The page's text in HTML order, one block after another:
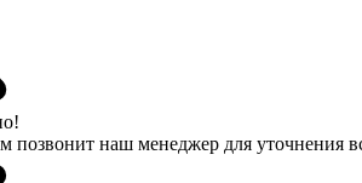
позвонит наш менеджер для уточнения